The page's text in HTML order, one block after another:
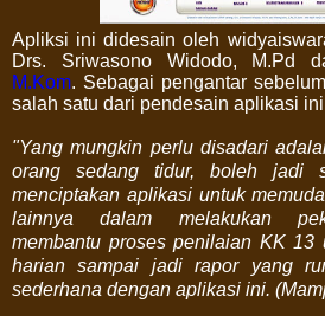
Apliksi ini didesain oleh
Drs. Sriwasono Widodo, M.Pd
M.Kom. Sebagai pengantar
salah satu dari pendesain aplikasi
"Yang mungkin perlu disadari
orang sedang tidur, boleh jadi
menciptakan aplikasi untuk
lainnya dalam melakukan
membantu proses penilaian KK 13
harian sampai jadi rapor yang
sederhana dengan aplikasi ini.